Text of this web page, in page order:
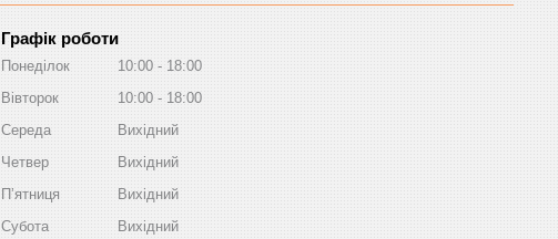
Графік роботи
Понеділок 10:00
18:00
Вівторок
10:00
18:00
Середа
Вихідний
Четвер
Вихідний
Пʼятниця
Вихідний
Субота
Вихідний